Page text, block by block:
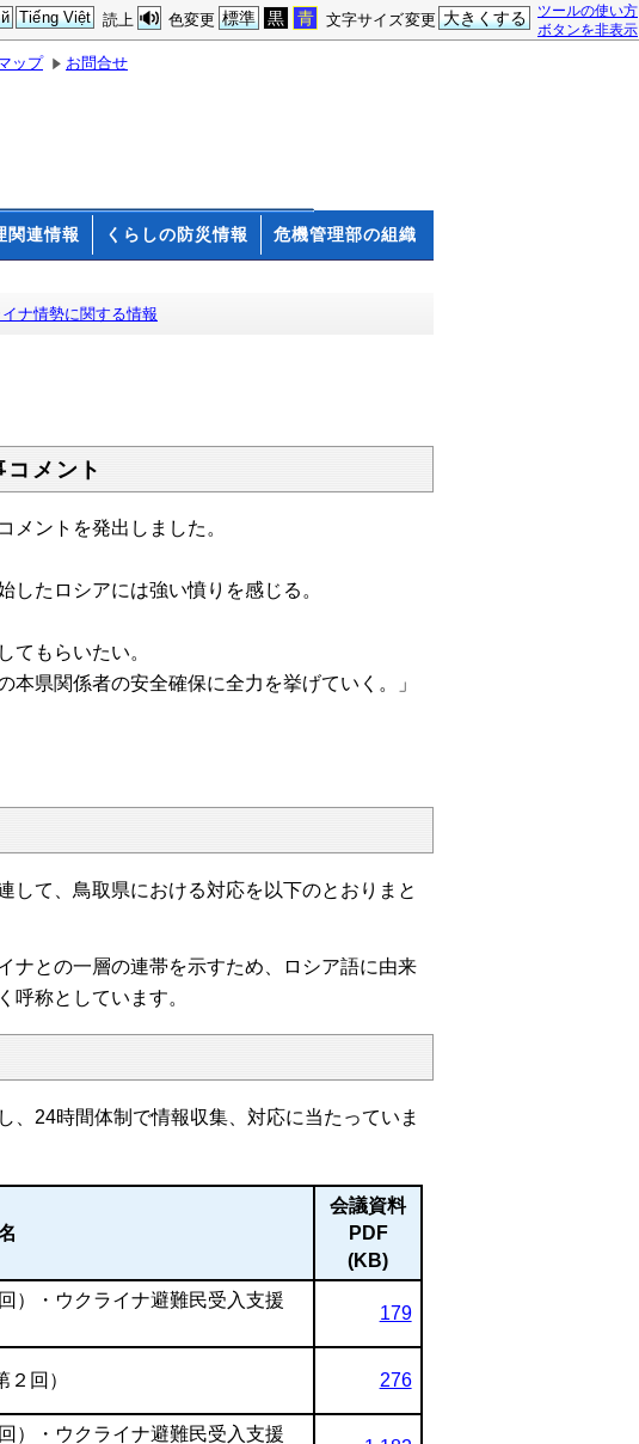
ツールの使い方
ボタンを非表示
文字サイズ変更 大きくする
色変更 標準 黒 青
読上
Tiếng Việt
ップ お問合せ
関連情報 くらしの防災情報 危機管理部の組織
ナ情勢に関する情報
メント
メントを発出しました。
したロシアには強い憤りを感じる。
てもらいたい。
県関係者の安全確保に全力を挙げていく。」
して、鳥取県における対応を以下のとおりまと
ナとの一層の連帯を示すため、ロシア語に由来
呼称としています。
、24時間体制で情報収集、対応に当たっていま
会議資料
PDF
(KB)
）・ウクライナ避難民受入支援
179
回） 276
）・ウクライナ避難民受入支援